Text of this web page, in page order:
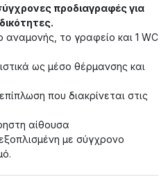
προδιαγραφές για
το γραφείο και 1 WC
ως μέσο θέρμανσης και
που διακρίνεται στις
αίθουσα
με σύγχρονο